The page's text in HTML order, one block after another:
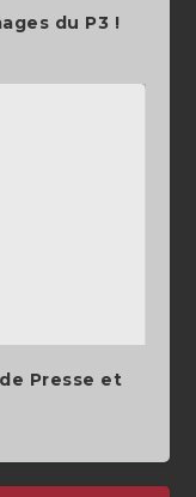
du P3 !
Presse et